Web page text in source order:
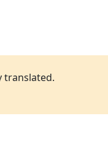
translated.